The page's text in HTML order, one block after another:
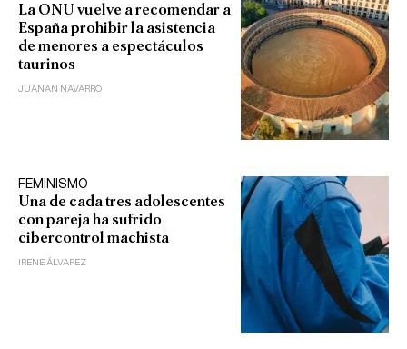
La ONU vuelve a recomendar a
España prohibir la asistencia
de menores a espectáculos
taurinos
JUANAN NAVARRO
FEMINISMO
Una de cada tres adolescentes
con pareja ha sufrido
cibercontrol machista
IRENE ÁLVAREZ